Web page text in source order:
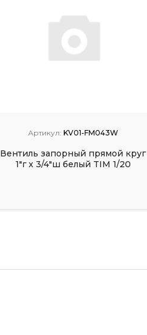
Артикул: KV01-FM043W
Вентиль запорный прямой круг
1"г х 3/4"ш белый TIM 1/20